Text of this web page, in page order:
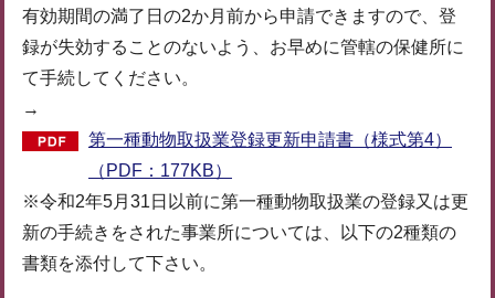
有効期間の満了日の2か月前から申請できますので、登
録が失効することのないよう、お早めに管轄の保健所に
て手続してください。
→
第一種動物取扱業登録更新申請書（様式第4）
（PDF：177KB）
※令和2年5月31日以前に第一種動物取扱業の登録又は更
新の手続きをされた事業所については、以下の2種類の
書類を添付して下さい。